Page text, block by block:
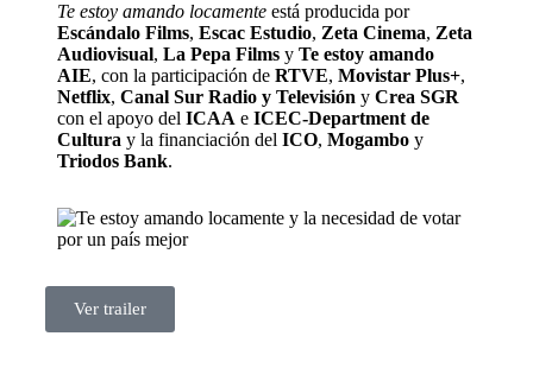
Te estoy amando locamente está producida por
Escándalo Films, Escac Estudio, Zeta Cinema, Zeta
Audiovisual, La Pepa Films y Te estoy amando
AIE, con la participación de RTVE, Movistar Plus+,
Netflix, Canal Sur Radio y Televisión y Crea SGR
con el apoyo del ICAA e ICEC-Department de
Cultura y la financiación del ICO, Mogambo y
Triodos Bank.
Ver trailer